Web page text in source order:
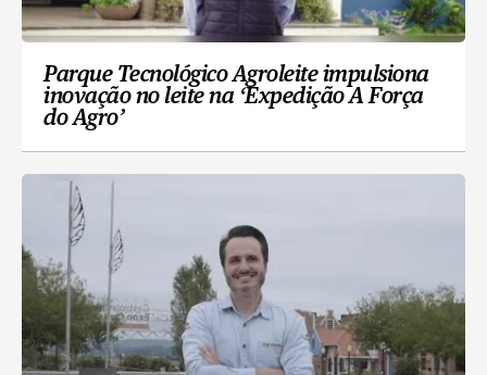
Parque Tecnológico Agroleite impulsiona
inovação no leite na ‘Expedição A Força
do Agro’